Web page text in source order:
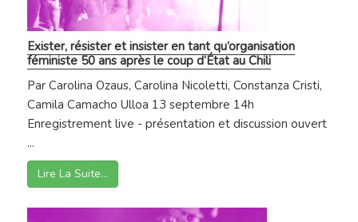
Exister, résister et insister en tant qu’organisation
féministe 50 ans après le coup d’État au Chili
Par Carolina Ozaus, Carolina Nicoletti, Constanza Cristi,
Camila Camacho Ulloa 13 septembre 14h
Enregistrement live - présentation et discussion ouvert
...
Lire La Suite…